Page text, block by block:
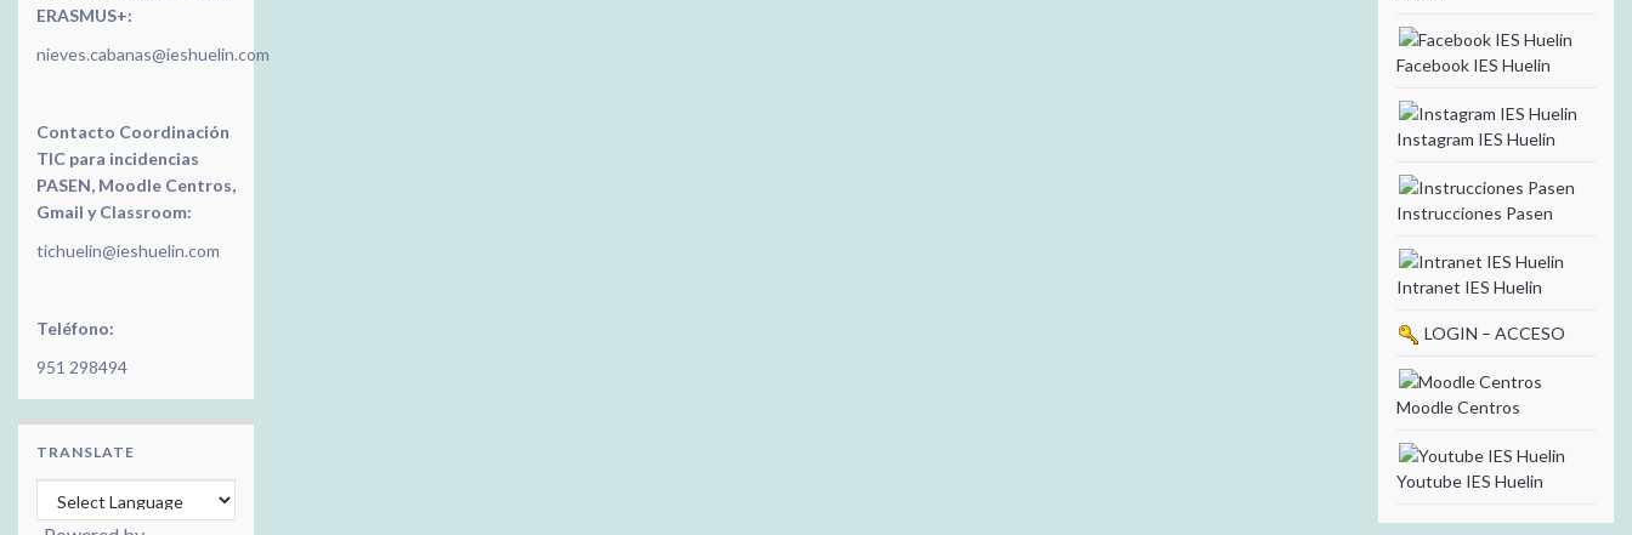
ERASMUS+:
nieves.cabanas@ieshuelin.com
Contacto Coordinación
TIC para incidencias
PASEN, Moodle Centros,
Gmail y Classroom:
tichuelin@ieshuelin.com
Teléfono:
951 298494
TRANSLATE
Facebook IES Huelin
Instagram IES Huelin
Instrucciones Pasen
Intranet IES Huelin
LOGIN – ACCESO
Moodle Centros
Youtube IES Huelin